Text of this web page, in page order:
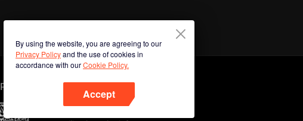
By using the website, you are agreeing to our
Privacy Policyand the use of cookies in
accordance with ourCookie Policy.
Accept
Phone